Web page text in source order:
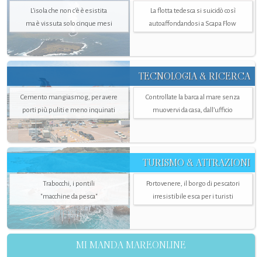
L’isola che non c'è è esistita
ma è vissuta solo cinque mesi
La flotta tedesca si suicidò così
autoaffondandosi a Scapa Flow
TECNOLOGIA & RICERCA
Cemento mangiasmog, per avere
porti più puliti e meno inquinati
Controllate la barca al mare senza
muovervi da casa, dall’ufficio
TURISMO & ATTRAZIONI
Trabocchi, i pontili
"macchine da pesca"
Portovenere, il borgo di pescatori
irresistibile esca per i turisti
MI MANDA MAREONLINE